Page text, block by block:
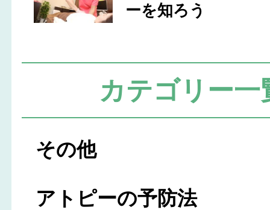
ーを知ろう
カテゴリー一
その他
アトピーの予防法